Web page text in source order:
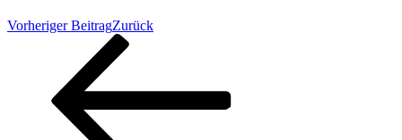
Vorheriger BeitragZurück